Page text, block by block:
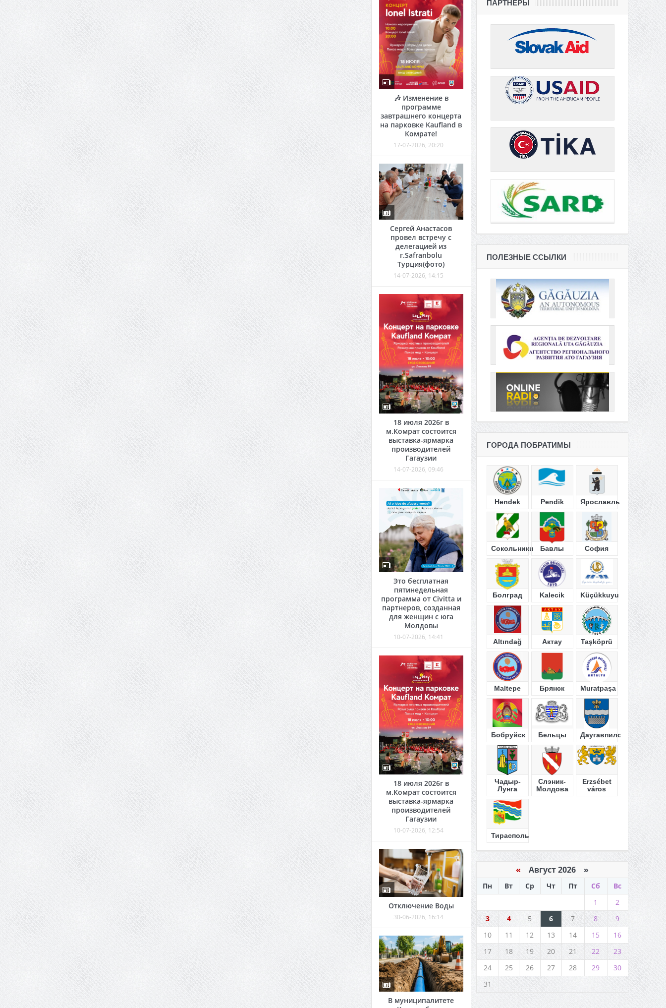
🎶 Изменение в
программе
завтрашнего концерта
на парковке Kaufland в
Комрате!
17-07-2026, 20:20
Сергей Анастасов
провел встречу с
делегацией из
г.Safranbolu
Турция(фото)
14-07-2026, 14:15
18 июля 2026г в
м.Комрат состоится
выставка-ярмарка
производителей
Гагаузии
14-07-2026, 09:46
Это бесплатная
пятинедельная
программа от Civitta и
партнеров, созданная
для женщин с юга
Молдовы
10-07-2026, 14:41
18 июля 2026г в
м.Комрат состоится
выставка-ярмарка
производителей
Гагаузии
10-07-2026, 12:54
Отключение Воды
30-06-2026, 16:14
В муниципалитете
ПАРТНЕРЫ
ПОЛЕЗНЫЕ ССЫЛКИ
ГОРОДА ПОБРАТИМЫ
Hendek Pendik Ярославль
Сокольники Бавлы София
Болград Kalecik Küçükkuyu
Altındağ Актау Taşköprü
Maltepe Брянск Muratpaşa
Бобруйск Бельцы Даугавпилс
Чадыр-
Лунга
Слэник-
Молдова
Erzsébet
város
Тирасполь
« Август 2026 »
Пн Вт Ср Чт Пт Сб
Вс
1
2
3
4 5 6 7 8
9
10
11 12 13 14 15
16
17
18 19 20 21 22
23
24
25 26 27 28 29
30
31